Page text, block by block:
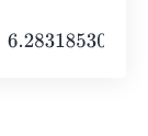
=